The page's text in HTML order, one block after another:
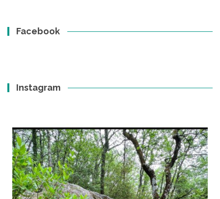
Facebook
Instagram